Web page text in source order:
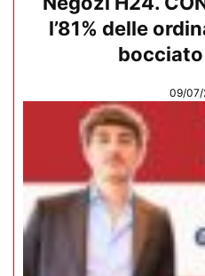
l’81% delle
bocciato
09/07/